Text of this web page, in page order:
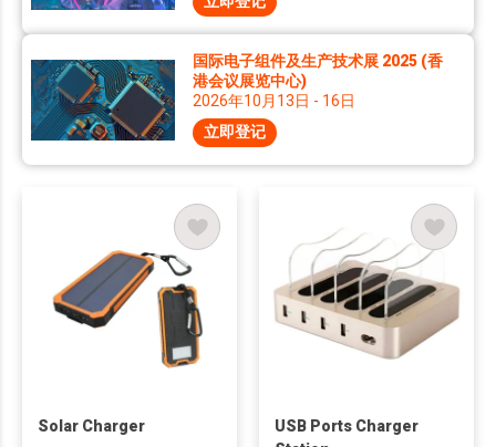
国际电子组件及生产技术展 2025 (香
港会议展览中心)
2026年10月13日 - 16日
立即登记
Solar Charger
USB Ports Charger